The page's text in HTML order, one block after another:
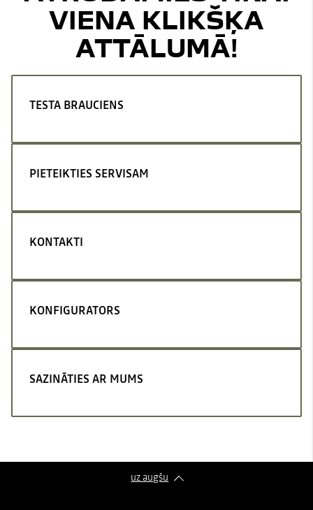
VIENA KLIKŠĶA
ATTĀLUMĀ!
TESTA BRAUCIENS
PIETEIKTIES SERVISAM
KONTAKTI
KONFIGURATORS
SAZINĀTIES AR MUMS
uz augšu